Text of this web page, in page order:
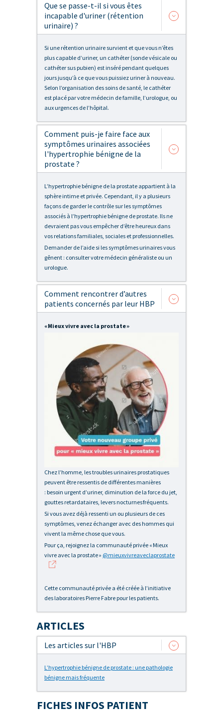
Que se passe-t-il si vous êtes
incapable d'uriner (rétention
urinaire) ?
Si une rétention urinaire survient et que vous n’êtes
plus capable d’uriner, un cathéter (sonde vésicale ou
cathéter sus pubien) est inséré pendant quelques
jours jusqu’à ce que vous puissiez uriner à nouveau.
Selon l’organisation des soins de santé, le cathéter
est placé par votre médecin de famille, l’urologue, ou
aux urgences de l’hôpital.
Comment puis-je faire face aux
symptômes urinaires associées
l'hypertrophie bénigne de la
prostate ?
L’hypertrophie bénigne de la prostate appartient à la
sphère intime et privée. Cependant, il y a plusieurs
façons de garder le contrôle sur les symptômes
associés à l’hypertrophie bénigne de prostate. Ils ne
devraient pas vous empêcher d’être heureux dans
vos relations familiales, sociales et professionnelles.
Demander de l’aide si les symptômes urinaires vous
gênent : consulter votre médecin généraliste ou un
urologue.
Comment rencontrer d’autres
patients concernés par leur HBP
« Mieux vivre avec la prostate »
Chez l’homme, les troubles urinaires prostatiques
peuvent être ressentis de différentes manières
: besoin urgent d’uriner, diminution de la force du jet,
gouttes retardataires, levers nocturnes fréquents.
Si vous avez déjà ressenti un ou plusieurs de ces
symptômes, venez échanger avec des hommes qui
vivent la même chose que vous.
Pour ça, rejoignez la communauté privée « Mieux
vivre avec la prostate » @mieuxvivreaveclaprostate
Cette communauté privée a été créée à l’initiative
des laboratoires Pierre Fabre pour les patients.
ARTICLES
Les articles sur l'HBP
L’hypertrophie bénigne de prostate : une pathologie
bénigne mais fréquente
FICHES INFOS PATIENT